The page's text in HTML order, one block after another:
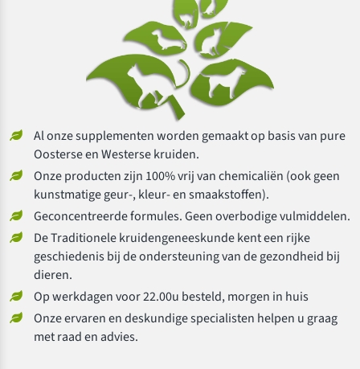
Al onze supplementen worden gemaakt op basis van pure
Oosterse en Westerse kruiden.
Onze producten zijn 100% vrij van chemicaliën (ook geen
kunstmatige geur-, kleur- en smaakstoffen).
Geconcentreerde formules. Geen overbodige vulmiddelen.
De Traditionele kruidengeneeskunde kent een rijke
geschiedenis bij de ondersteuning van de gezondheid bij
dieren.
Op werkdagen voor 22.00u besteld, morgen in huis
Onze ervaren en deskundige specialisten helpen u graag
met raad en advies.